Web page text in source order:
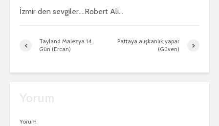
İzmir den sevgiler….Robert Ali…
Tayland Malezya 14
Gün (Ercan)
Pattaya alışkanlık yapar
(Güven)
Yorum